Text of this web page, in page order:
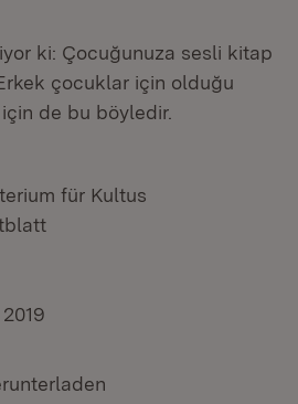
ki: Çocuğunuza sesli kitap
çocuklar için olduğu
de bu böyledir.
für Kultus